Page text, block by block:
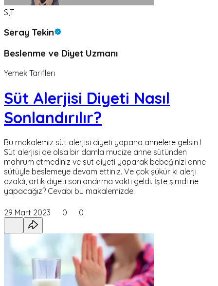
S,T
Seray Tekin
Beslenme ve Diyet Uzmanı
Yemek Tarifleri
Süt Alerjisi Diyeti Nasıl
Sonlandırılır?
Bu makalemiz süt alerjisi diyeti yapana annelere gelsin !
Süt alerjisi de olsa bir damla mucize anne sütünden
mahrum etmediniz ve süt diyeti yaparak bebeğinizi anne
sütüyle beslemeye devam ettiniz. Ve çok şükür ki alerji
azaldı, artık diyeti sonlandırma vakti geldi. İşte şimdi ne
yapacağız? Cevabı bu makalemizde.
29 Mart 2023 0 0